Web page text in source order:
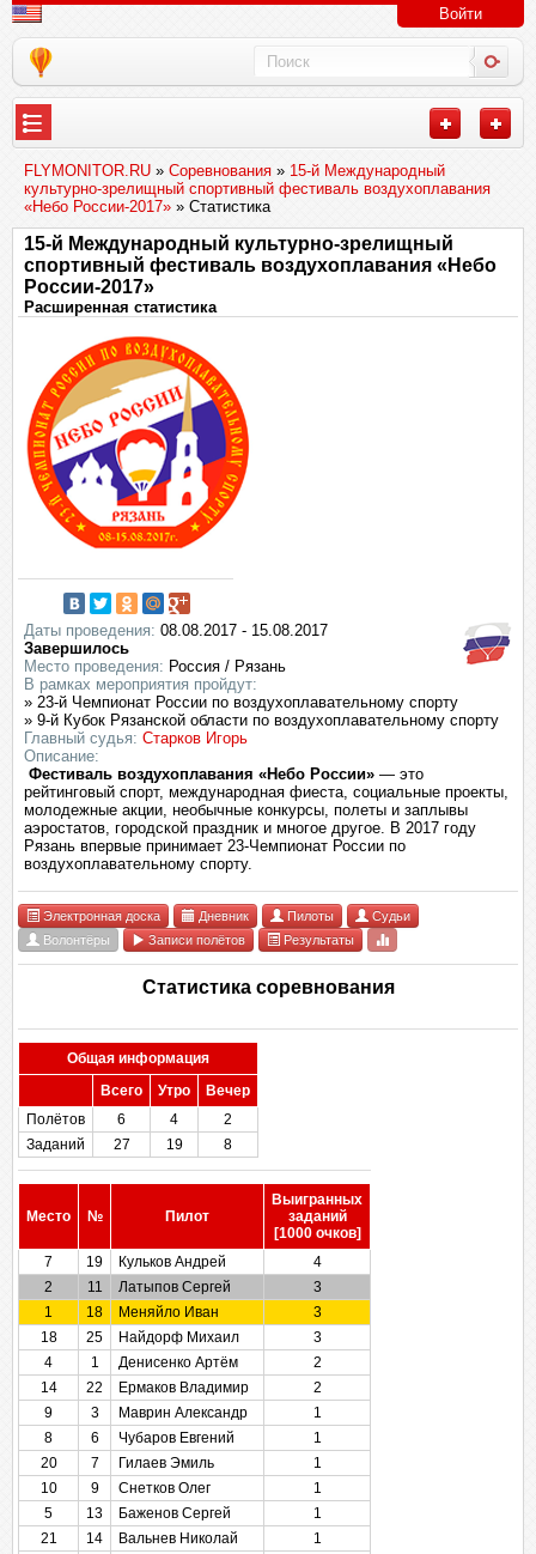
Войти
FLYMONITOR.RU » Соревнования » 15-й Международный
культурно-зрелищный спортивный фестиваль воздухоплавания
«Небо России-2017» » Статистика
15-й Международный культурно-зрелищный
спортивный фестиваль воздухоплавания «Небо
России-2017»
Расширенная статистика
Даты проведения: 08.08.2017 - 15.08.2017
Завершилось
Место проведения: Россия / Рязань
В рамках мероприятия пройдут:
» 23-й Чемпионат России по воздухоплавательному спорту
» 9-й Кубок Рязанской области по воздухоплавательному спорту
Главный судья: Старков Игорь
Описание:
Фестиваль воздухоплавания «Небо России» — это
рейтинговый спорт, международная фиеста, социальные проекты,
молодежные акции, необычные конкурсы, полеты и заплывы
аэростатов, городской праздник и многое другое. В 2017 году
Рязань впервые принимает 23-Чемпионат России по
воздухоплавательному спорту.
Электронная доска Дневник Пилоты
Судьи
Волонтёры
Записи полётов Результаты
Статистика соревнования
Общая информация
Всего
Утро
Вечер
Полётов
6 4
2
Заданий
27 19 8
Место № Пилот
Выигранных
заданий
[1000 очков]
7
19 Кульков Андрей
4
2
11 Латыпов Сергей
3
1
18 Меняйло Иван
3
18
25 Найдорф Михаил
3
4
1 Денисенко Артём
2
14
22 Ермаков Владимир
2
9
3 Маврин Александр
1
8
6 Чубаров Евгений
1
20
7 Гилаев Эмиль
1
10
9 Снетков Олег
1
5
13 Баженов Сергей
1
21
14 Вальнев Николай
1